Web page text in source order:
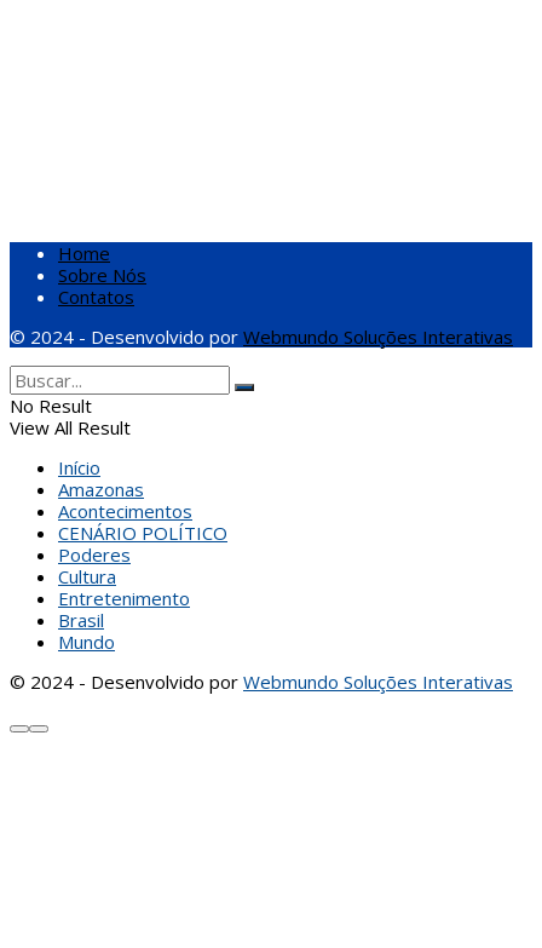
Home
Sobre Nós
Contatos
© 2024 - Desenvolvido por Webmundo Soluções Interativas
No Result
View All Result
Início
Amazonas
Acontecimentos
CENÁRIO POLÍTICO
Poderes
Cultura
Entretenimento
Brasil
Mundo
© 2024 - Desenvolvido por Webmundo Soluções Interativas